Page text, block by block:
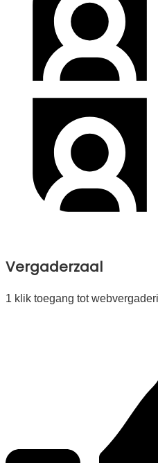
Vergaderzaal
1 klik toegang tot